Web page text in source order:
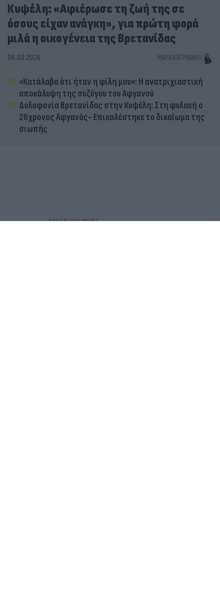
Κυψέλη: «Αφιέρωσε τη ζωή της σε
όσους είχαν ανάγκη», για πρώτη φορά
μιλά η οικογένεια της Βρετανίδας
06.08.2026 ΜΑΡΊΑ ΚΑΤΡΙΝΆΚΗ
«Κατάλαβα ότι ήταν η φίλη μου»: Η ανατριχιαστική
αποκάλυψη της συζύγου του Αφγανού
Δολοφονία Βρετανίδας στην Κυψέλη: Στη φυλακή ο
26χρονος Αφγανός- Επικαλέστηκε το δικαίωμα της
σιωπής